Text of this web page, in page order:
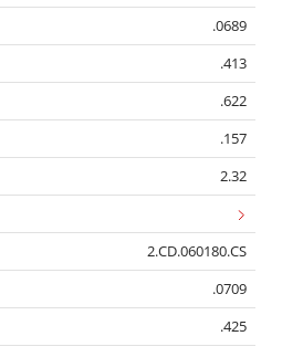
.0689
.413
.622
.157
2.32
2.CD.060180.CS
.0709
.425